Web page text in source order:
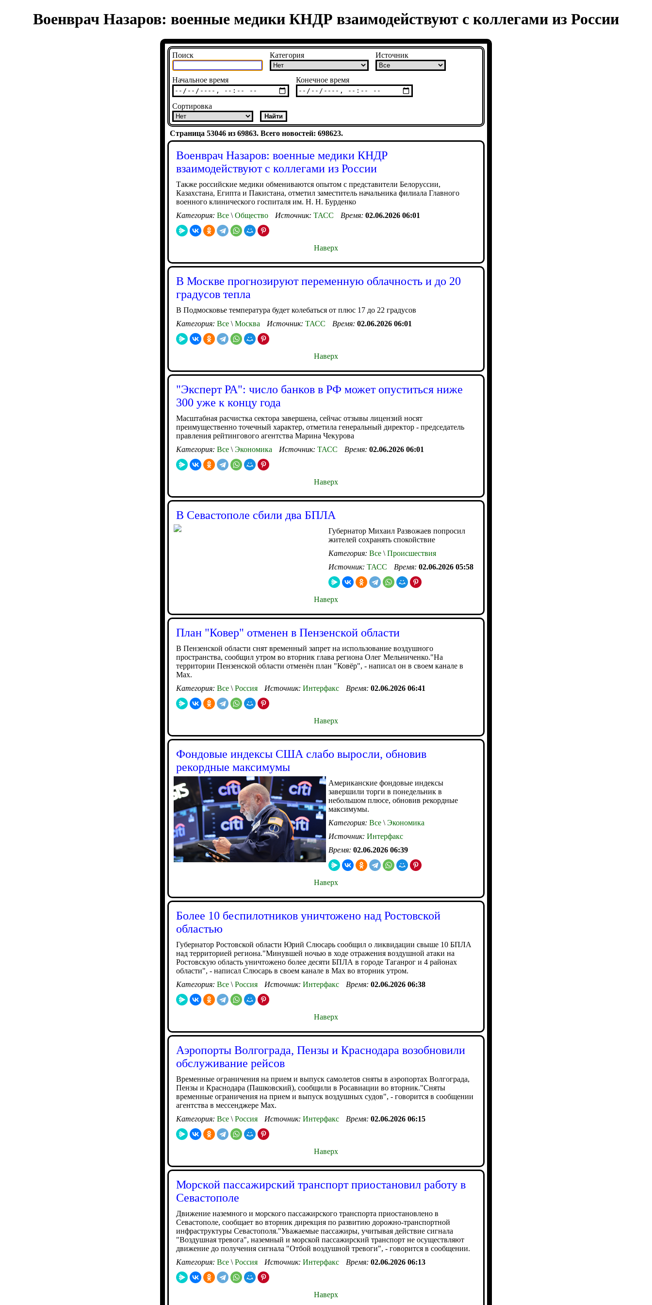
Военврач Назаров: военные медики КНДР взаимодействуют с коллегами из России
Поиск Категория Источник
Начальное время Конечное время
Сортировка
Страница 53046 из 69863. Всего новостей: 698623.
Военврач Назаров: военные медики КНДР
взаимодействуют с коллегами из России
Также российские медики обмениваются опытом с представители Белоруссии,
Казахстана, Египта и Пакистана, отметил заместитель начальника филиала Главного
военного клинического госпиталя им. Н. Н. Бурденко
Категория: Все \ Общество Источник: ТАСС Время: 02.06.2026 06:01
Наверх
В Москве прогнозируют переменную облачность и до 20
градусов тепла
В Подмосковье температура будет колебаться от плюс 17 до 22 градусов
Категория: Все \ Москва Источник: ТАСС Время: 02.06.2026 06:01
Наверх
"Эксперт РА": число банков в РФ может опуститься ниже
300 уже к концу года
Масштабная расчистка сектора завершена, сейчас отзывы лицензий носят
преимущественно точечный характер, отметила генеральный директор - председатель
правления рейтингового агентства Марина Чекурова
Категория: Все \ Экономика Источник: ТАСС Время: 02.06.2026 06:01
Наверх
В Севастополе сбили два БПЛА
Губернатор Михаил Развожаев попросил
жителей сохранять спокойствие
Категория: Все \ Происшествия
Источник: ТАСС Время: 02.06.2026 05:58
Наверх
План "Ковер" отменен в Пензенской области
В Пензенской области снят временный запрет на использование воздушного
пространства, сообщил утром во вторник глава региона Олег Мельниченко."На
территории Пензенской области отменён план "Ковёр", - написал он в своем канале в
Мах.
Категория: Все \ Россия Источник: Интерфакс Время: 02.06.2026 06:41
Наверх
Фондовые индексы США слабо выросли, обновив
рекордные максимумы
Американские фондовые индексы
завершили торги в понедельник в
небольшом плюсе, обновив рекордные
максимумы.
Категория: Все \ Экономика
Источник: Интерфакс
Время: 02.06.2026 06:39
Наверх
Более 10 беспилотников уничтожено над Ростовской
областью
Губернатор Ростовской области Юрий Слюсарь сообщил о ликвидации свыше 10 БПЛА
над территорией региона."Минувшей ночью в ходе отражения воздушной атаки на
Ростовскую область уничтожено более десяти БПЛА в городе Таганрог и 4 районах
области", - написал Слюсарь в своем канале в Мах во вторник утром.
Категория: Все \ Россия Источник: Интерфакс Время: 02.06.2026 06:38
Наверх
Аэропорты Волгограда, Пензы и Краснодара возобновили
обслуживание рейсов
Временные ограничения на прием и выпуск самолетов сняты в аэропортах Волгограда,
Пензы и Краснодара (Пашковский), сообщили в Росавиации во вторник."Сняты
временные ограничения на прием и выпуск воздушных судов", - говорится в сообщении
агентства в мессенджере Мах.
Категория: Все \ Россия Источник: Интерфакс Время: 02.06.2026 06:15
Наверх
Морской пассажирский транспорт приостановил работу в
Севастополе
Движение наземного и морского пассажирского транспорта приостановлено в
Севастополе, сообщает во вторник дирекция по развитию дорожно-транспортной
инфраструктуры Севастополя."Уважаемые пассажиры, учитывая действие сигнала
"Воздушная тревога", наземный и морской пассажирский транспорт не осуществляют
движение до получения сигнала "Отбой воздушной тревоги", - говорится в сообщении.
Категория: Все \ Россия Источник: Интерфакс Время: 02.06.2026 06:13
Наверх